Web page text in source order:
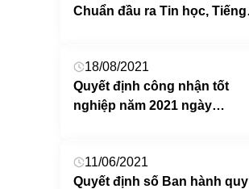
Chuẩn đầu ra Tin học, Tiếng
tuyến
18/08/2021
Quyết định công nhận tốt
nghiệp năm 2021 ngày
và Liên thông chính quy).
11/06/2021
Quyết định số Ban hành quy